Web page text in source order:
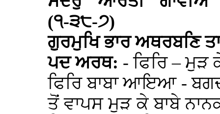
(੧-੩੮-੭)
ਗੁਰਮੁਖਿ ਭਾਰ ਅਥਰਬਣਿ
ਪਦ ਅਰਥ: - ਫਿਰਿ – ਮੁੜ
ਫਿਰਿ ਬਾਬਾ ਆਇਆ -
ਤੋਂ ਵਾਪਸ ਮੁੜ ਕੇ ਬਾਬੇ